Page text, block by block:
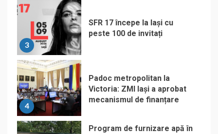
3
SFR 17 începe la Iași cu
peste 100 de invitați
4
Padoc metropolitan la
Victoria: ZMI Iași a aprobat
mecanismul de finanțare
Program de furnizare apă în